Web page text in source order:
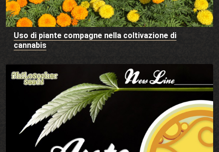
Uso di piante compagne nella coltivazione di
cannabis